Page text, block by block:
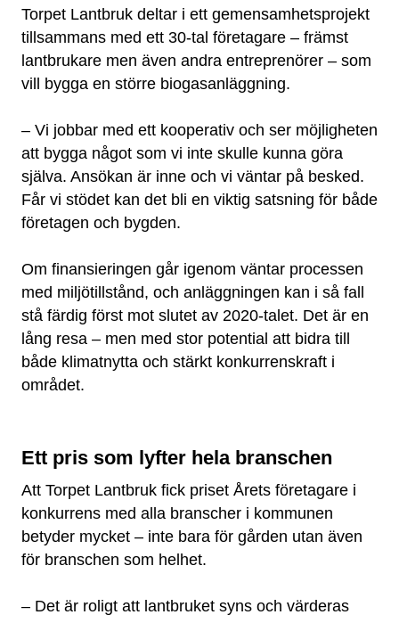
Torpet Lantbruk deltar i ett gemensamhetsprojekt
tillsammans med ett 30-tal företagare – främst
lantbrukare men även andra entreprenörer – som
vill bygga en större biogasanläggning.
– Vi jobbar med ett kooperativ och ser möjligheten
att bygga något som vi inte skulle kunna göra
själva. Ansökan är inne och vi väntar på besked.
Får vi stödet kan det bli en viktig satsning för både
företagen och bygden.
Om finansieringen går igenom väntar processen
med miljötillstånd, och anläggningen kan i så fall
stå färdig först mot slutet av 2020-talet. Det är en
lång resa – men med stor potential att bidra till
både klimatnytta och stärkt konkurrenskraft i
området.
Ett pris som lyfter hela branschen
Att Torpet Lantbruk fick priset Årets företagare i
konkurrens med alla branscher i kommunen
betyder mycket – inte bara för gården utan även
för branschen som helhet.
– Det är roligt att lantbruket syns och värderas